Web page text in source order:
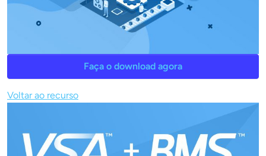
Faça o download agora
Voltar ao recurso